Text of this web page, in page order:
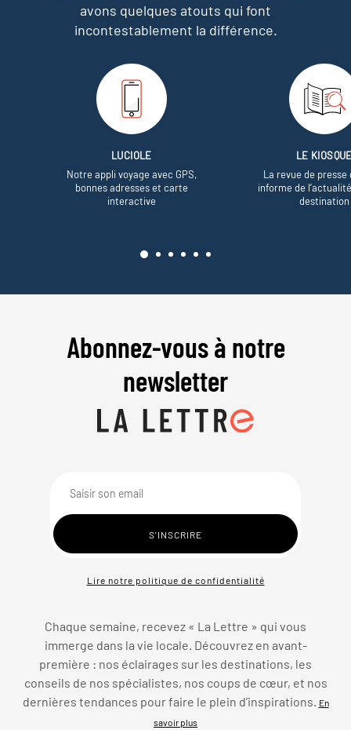
avons quelques atouts qui font
incontestablement la différence.
LUCIOLE
Notre appli voyage avec GPS,
bonnes adresses et carte
interactive
LE
La revue de presse
informe de
destination
Abonnez-vous à notre
newsletter
Lire notre politique de confidentialité
Chaque semaine, recevez « La Lettre » qui vous
immerge dans la vie locale. Découvrez en avant-
première : nos éclairages sur les destinations, les
conseils de nos spécialistes, nos coups de cœur, et nos
dernières tendances pour faire le plein d’inspirations. En
savoir plus